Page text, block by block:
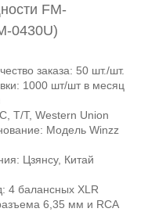
FM-
0430U)
заказа: 50 шт./шт.
1000 шт/шт в месяц
T/T, Western Union
Модель Winzz
Цзянсу, Китай
4 балансных XLR
6,35 мм и RCA